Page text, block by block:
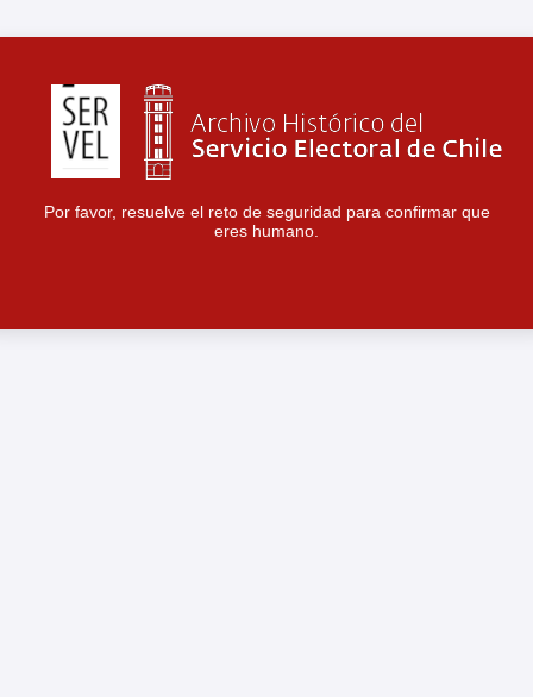
Por favor, resuelve el reto de seguridad para confirmar que
eres humano.